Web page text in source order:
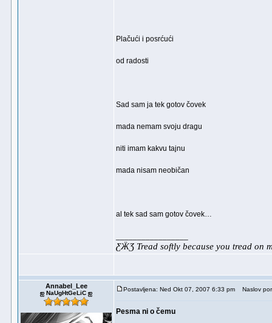
Plačući i posrćući
od radosti
Sad sam ja tek gotov čovek
mada nemam svoju dragu
niti imam kakvu tajnu
mada nisam neobičan
al tek sad sam gotov čovek…
ƸӜƷ Tread softly because you tread on
Annabel_Lee
ஐ NaUgHtGeLiC ஐ
Postavljena: Ned Okt 07, 2007 6:33 pm Naslov
Pesma ni o čemu